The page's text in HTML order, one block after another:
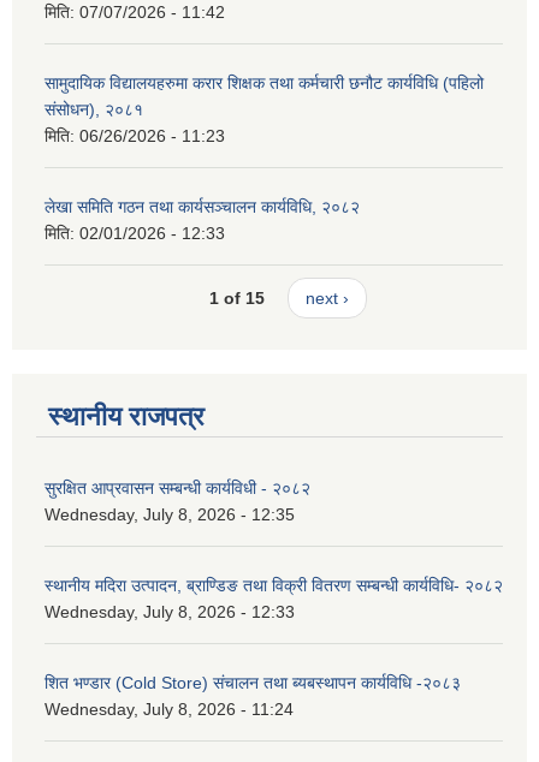
मिति: 07/07/2026 - 11:42
सामुदायिक विद्यालयहरुमा करार शिक्षक तथा कर्मचारी छनौट कार्यविधि (पहिलो
संसोधन), २०८१
मिति: 06/26/2026 - 11:23
लेखा समिति गठन तथा कार्यसञ्चालन कार्यविधि, २०८२
मिति: 02/01/2026 - 12:33
1 of 15 next ›
स्थानीय राजपत्र
सुरक्षित आप्रवासन सम्बन्धी कार्यविधी - २०८२
Wednesday, July 8, 2026 - 12:35
स्थानीय मदिरा उत्पादन, ब्राण्डिङ तथा विक्री वितरण सम्बन्धी कार्यविधि- २०८२
Wednesday, July 8, 2026 - 12:33
शित भण्डार (Cold Store) संचालन तथा ब्यबस्थापन कार्यविधि -२०८३
Wednesday, July 8, 2026 - 11:24